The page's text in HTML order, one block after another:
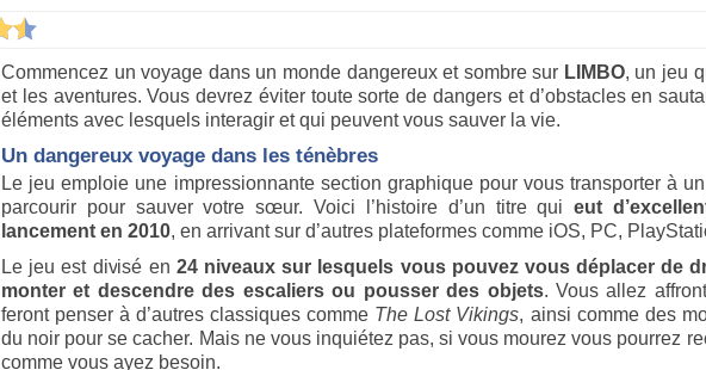
Commencez un voyage dans un monde dangereux et sombre sur LIMBO, un jeu
et les aventures. Vous devrez éviter toute sorte de dangers et d’obstacles en
éléments avec lesquels interagir et qui peuvent vous sauver la vie.
Un dangereux voyage dans les ténèbres
Le jeu emploie une impressionnante section graphique pour vous transporter à
parcourir pour sauver votre sœur. Voici l’histoire d’un titre quieut
lancement en 2010, en arrivant sur d’autres plateformes comme iOS, PC,
Le jeu est divisé en 24 niveaux sur lesquels vous pouvez vous déplacer de
monter et descendre des escaliers ou pousser des objets. Vous allez
feront penser à d’autres classiques comme The Lost Vikings, ainsi comme des
du noir pour se cacher. Mais ne vous inquiétez pas, si vous mourez vous pourrez
comme vous ayez besoin.